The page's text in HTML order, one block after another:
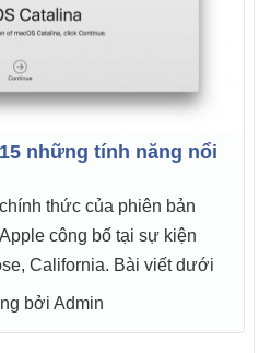
những tính năng nổi
thức của phiên bản
công bố tại sự kiện
California. Bài viết dưới
bởi Admin